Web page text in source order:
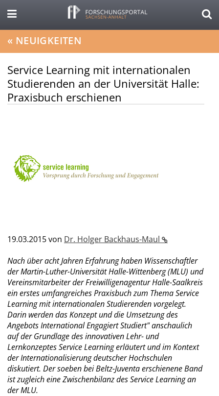
« NEUIGKEITEN
Service Learning mit internationalen
Studierenden an der Universität Halle:
Praxisbuch erschienen
19.03.2015von Dr. Holger Backhaus-Maul
Nach über acht Jahren Erfahrung haben Wissenschaftler
der Martin-Luther-Universität Halle-Wittenberg (MLU) und
Vereinsmitarbeiter der Freiwilligenagentur Halle-Saalkreis
ein erstes umfangreiches Praxisbuch zum Thema Service
Learning mit internationalen Studierenden vorgelegt.
Darin werden das Konzept und die Umsetzung des
Angebots International Engagiert Studiert" anschaulich
auf der Grundlage des innovativen Lehr- und
Lernkonzeptes Service Learning erläutert und im Kontext
der Internationalisierung deutscher Hochschulen
diskutiert. Der soeben bei Beltz-Juventa erschienene Band
ist zugleich eine Zwischenbilanz des Service Learning an
der MLU.